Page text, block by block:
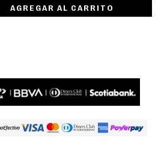
AGREGAR AL CARRITO